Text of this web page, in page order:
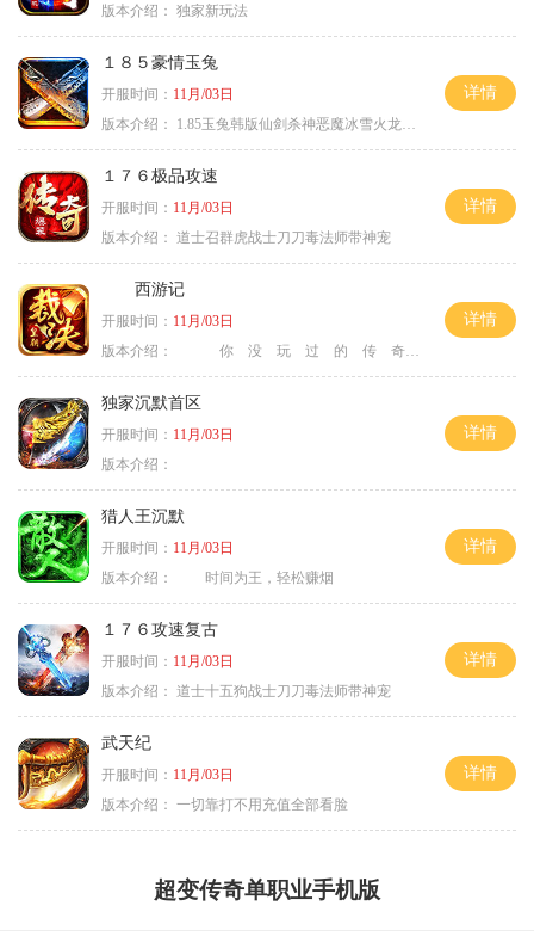
版本介绍： 独家新玩法
１８５豪情玉兔
开服时间： 11月/03日
版本介绍：
1.85玉兔韩版仙剑杀神恶魔冰雪火龙神器专属
详情
１７６极品攻速
开服时间： 11月/03日
版本介绍： 道士召群虎战士刀刀毒法师带神宠
详情
西游记
开服时间： 11月/03日
版本介绍：
你 没 玩 过 的 传 奇
详情
独家沉默首区
开服时间： 11月/03日
版本介绍：
详情
猎人王沉默
开服时间： 11月/03日
版本介绍：
时间为王，轻松赚烟
详情
１７６攻速复古
开服时间： 11月/03日
版本介绍： 道士十五狗战士刀刀毒法师带神宠
详情
武天纪
开服时间： 11月/03日
版本介绍： 一切靠打不用充值全部看脸
详情
超变传奇单职业手机版